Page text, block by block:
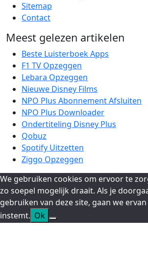
Sitemap
Contact
Meest gelezen artikelen
Beste Luisterboek Apps
F1 TV Opzeggen
Lebara Opzeggen
Nieuwe Disney Films
NPO Plus Abonnement Afsluiten
NPO Plus Downloader
Ondertiteling Disney Plus
Qobuz
Spotify Uitzetten
Ziggo Opzeggen
We gebruiken cookies om ervoor te
zo soepel mogelijk draait. Als je
gebruiken van deze site, gaan we
instemt. Ok